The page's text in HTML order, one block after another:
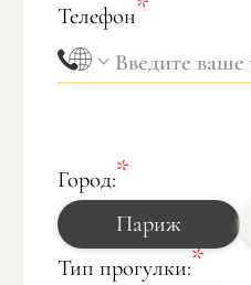
Телефон
Город:
Париж
Тип прогулки: